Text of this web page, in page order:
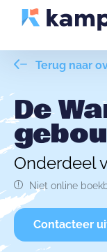
Terug naar
De
Onderdeel
Niet online
Contacteer